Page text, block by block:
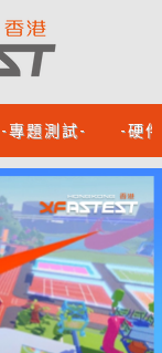
-專題測試- -硬